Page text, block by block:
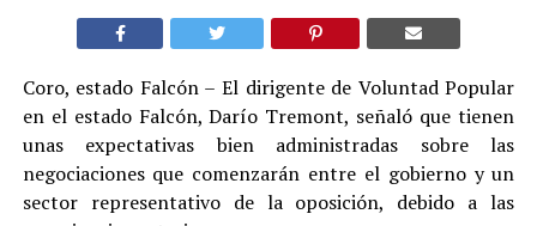
Coro, estado Falcón – El dirigente de Voluntad Popular
en el estado Falcón, Darío Tremont, señaló que tienen
unas expectativas bien administradas sobre las
negociaciones que comenzarán entre el gobierno y un
sector representativo de la oposición, debido a las